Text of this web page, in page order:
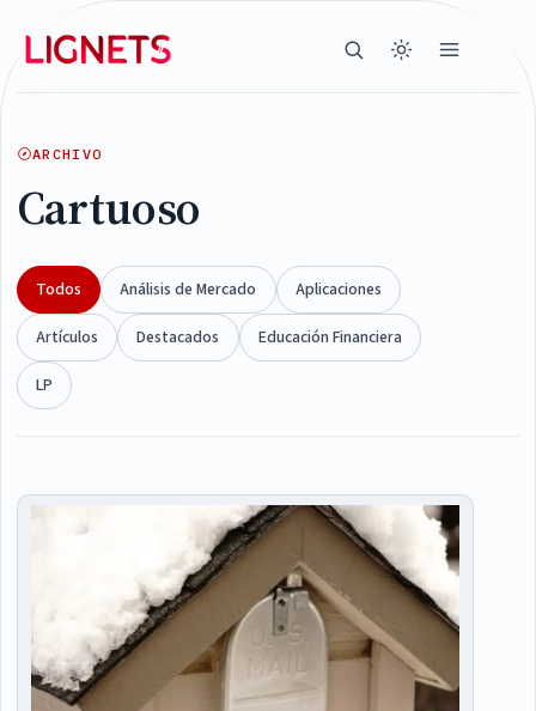
ARCHIVO
Cartuoso
Todos Análisis de Mercado
Aplicaciones
Artículos
Destacados
Educación Financiera
LP
Articles